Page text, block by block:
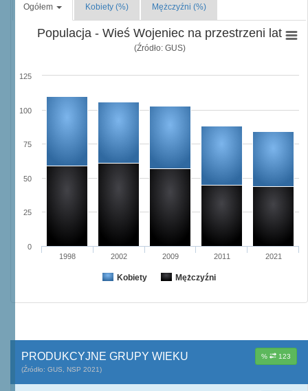
Ogółem Kobiety (%) Mężczyźni (%)
Populacja - Wieś Wojeniec na przestrzeni lat
(Źródło: GUS)
Kobiety Mężczyźni
1998 2002 2009 2011 2021
0
25
50
75
100
125
% 123
PRODUKCYJNE GRUPY WIEKU
(Źródło: GUS, NSP 2021)